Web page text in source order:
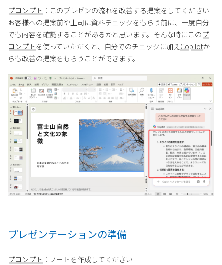
プロンプト ：このプレゼンの流れを改善する提案をしてください
お客様への提案前や上司に資料チェックをもらう前に、一度自分
でも内容を確認することがあるかと思います。そんな時にこのプ
ロンプトを使っていただくと、自分でのチェックに加え Copilotか
らも改善の提案をもらうことができます。
プレゼンテーションの準備
プロンプト ：ノートを作成してください